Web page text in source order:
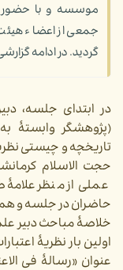
موسسه و با حضور
جمعی از اعضاء
گردید. در ادامه
در ابتدای جلسه،
(پژوهشگر وابستۀ
تاریخچه و چیستی
حجت الاسلام
عملی از منظر علامۀ
حاضران در جلسه و
خلاصۀ مباحث دبیر
عنوان «رسالۀ فی